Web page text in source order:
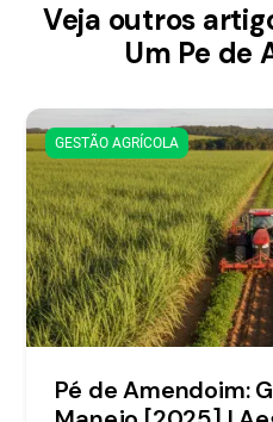
Veja outros
Um Pe de
GESTÃO AGRÍCOLA
Pé de Amendoim: